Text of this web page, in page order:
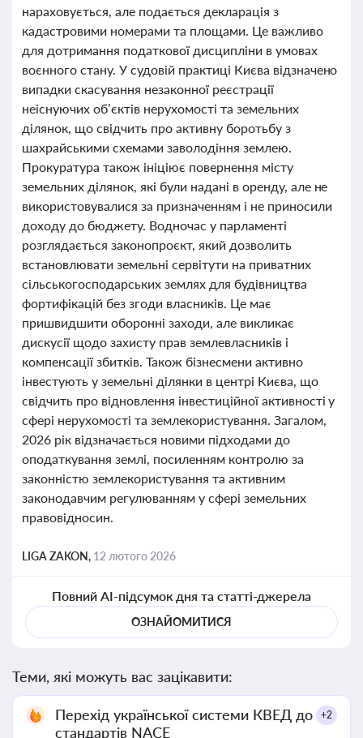
нараховується, але подається декларація з
кадастровими номерами та площами. Це важливо
для дотримання податкової дисципліни в умовах
воєнного стану. У судовій практиці Києва відзначено
випадки скасування незаконної реєстрації
неіснуючих об’єктів нерухомості та земельних
ділянок, що свідчить про активну боротьбу з
шахрайськими схемами заволодіння землею.
Прокуратура також ініціює повернення місту
земельних ділянок, які були надані в оренду, але не
використовувалися за призначенням і не приносили
доходу до бюджету. Водночас у парламенті
розглядається законопроєкт, який дозволить
встановлювати земельні сервітути на приватних
сільськогосподарських землях для будівництва
фортифікацій без згоди власників. Це має
пришвидшити оборонні заходи, але викликає
дискусії щодо захисту прав землевласників і
компенсації збитків. Також бізнесмени активно
інвестують у земельні ділянки в центрі Києва, що
свідчить про відновлення інвестиційної активності у
сфері нерухомості та землекористування. Загалом,
2026 рік відзначається новими підходами до
оподаткування землі, посиленням контролю за
законністю землекористування та активним
законодавчим регулюванням у сфері земельних
правовідносин.
LIGA ZAKON, 12 лютого 2026
Повний AI-підсумок дня та статті-джерела
ОЗНАЙОМИТИСЯ
Теми, які можуть вас зацікавити:
Перехід української системи КВЕД до
стандартів NACE
+2